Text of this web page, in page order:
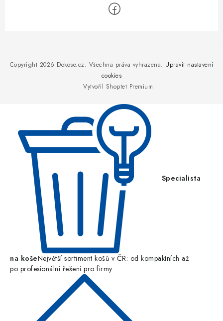
Vytvořil Shoptet Premium
Copyright 2026 Dokose.cz. Všechna práva vyhrazena. Upravit nastavení
cookies
Specialista
na košeNejvětší sortiment košů v ČR: od kompaktních až
po profesionální řešení pro firmy